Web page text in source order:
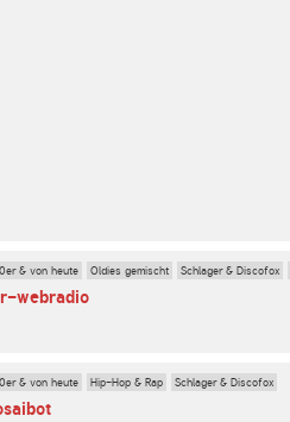
& von heute Oldies gemischt Schlager & Discofox
webradio
& von heute Hip-Hop & Rap Schlager & Discofox